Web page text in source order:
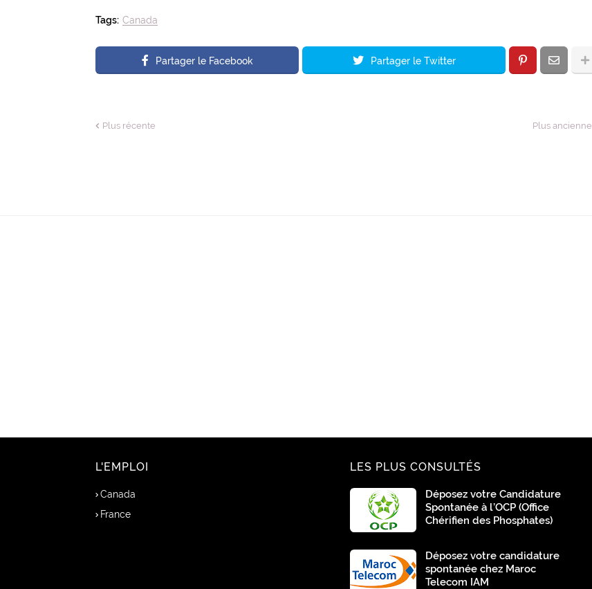
Tags: Canada
Partager le Facebook Partager le Twitter
Plus récente Plus ancienne
L'EMPLOI
Canada
France
LES PLUS CONSULTÉS
Déposez votre Candidature
Spontanée à l’OCP (Office
Chérifien des Phosphates)
Déposez votre candidature
spontanée chez Maroc
Telecom IAM